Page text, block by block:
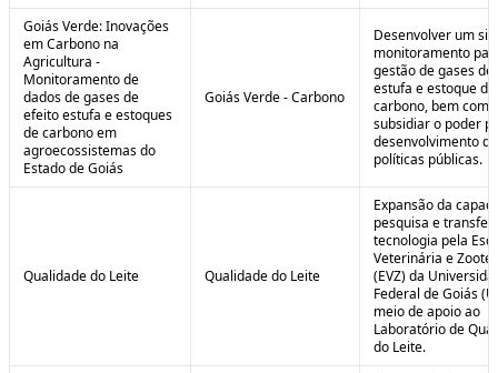
Goiás Verde: Inovações
em Carbono na
Agricultura -
Monitoramento de
dados de gases de
efeito estufa e estoques
de carbono em
agroecossistemas do
Estado de Goiás
Goiás Verde - Carbono
Desenvolver um
monitoramento
gestão de gases
estufa e estoque de
carbono, bem como
subsidiar o poder
desenvolvimento de
políticas públicas.
Qualidade do Leite Qualidade do Leite
Expansão da
pesquisa e
tecnologia pela
Veterinária e
(EVZ) da
Federal de Goiás
meio de apoio ao
Laboratório de
do Leite.